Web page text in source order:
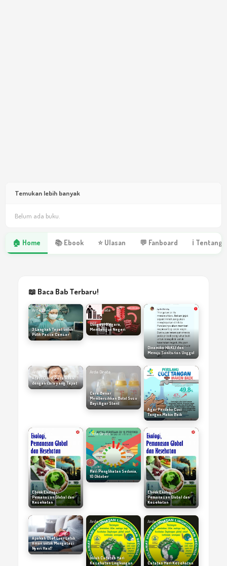
Temukan lebih banyak
Belum ada buku.
🏠 Home 📚 Ebook ⭐ Ulasan 💬 Fanboard ℹ Tentang
📖 Baca Bab Terbaru!
Arda Dinata
3 Langkah Tepat untuk
Pulih Pasca Caesar
Arda Dinata
Obligasi Negara,
Membangun Negeri
Arda Dinata
Dinamika HAKLI dan
Menuju Sanitarian Unggul
Arda Dinata
Atasi Diare Pada Anak
dengan cara yang Tepat
Arda Dinata
Cara Benar
Membersihkan Botol Susu
Bayi Agar Steril
Arda Dinata
Agar Perilaku Cuci
Tangan Makin Baik
Arda Dinata
Ebook Ekologi,
Pemanasan Global dan
Kesehatan
Arda Dinata
Hari Penglihatan Sedunia,
10 Oktober
Arda Dinata
Ebook Ekologi,
Pemanasan Global dan
Kesehatan
Arda Dinata
Apakah Obat Luar Lebih
Aman untuk Mengatasi
Nyeri Haid?
Arda Dinata
Inilah Catatan Hari
Kesehatan Lingkungan
Arda Dinata
Catatan Hari Kesehatan